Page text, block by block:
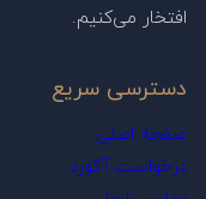
افتخار می‌کنیم.
دسترسی سریع
صفحه اصلی
درخواست آکورد